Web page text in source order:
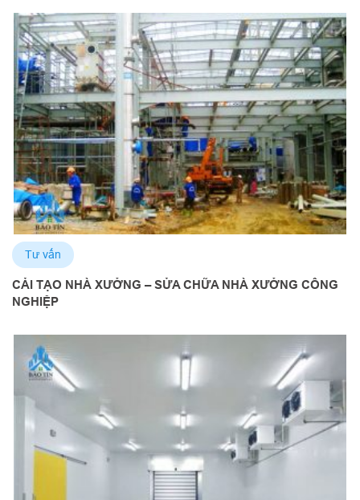
Tư vấn
CẢI TẠO NHÀ XƯỞNG – SỬA CHỮA NHÀ XƯỞNG CÔNG
NGHIỆP